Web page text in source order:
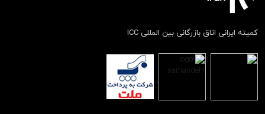
کمیته ایرانی اتاق بازرگانی بین المللی ICC